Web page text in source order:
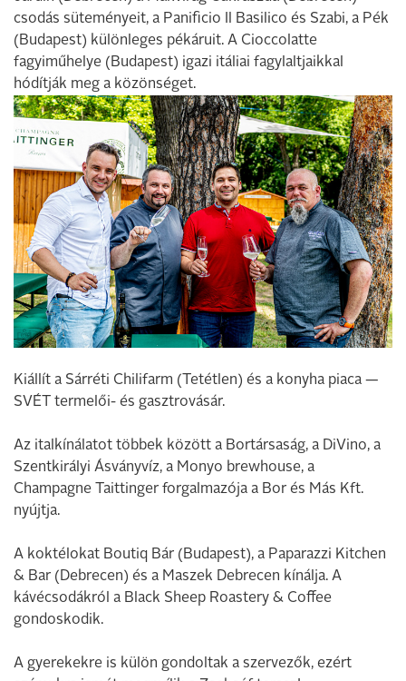
csodás süteményeit, a Panificio Il Basilico és Szabi, a Pék
(Budapest) különleges pékáruit. A Cioccolatte
fagyiműhelye (Budapest) igazi itáliai fagylaltjaikkal
hódítják meg a közönséget.
Kiállít a Sárréti Chilifarm (Tetétlen) és a konyha piaca —
SVÉT termelői- és gasztrovásár.
Az italkínálatot többek között a Bortársaság, a DiVino, a
Szentkirályi Ásványvíz, a Monyo brewhouse, a
Champagne Taittinger forgalmazója a Bor és Más Kft.
nyújtja.
A koktélokat Boutiq Bár (Budapest), a Paparazzi Kitchen
& Bar (Debrecen) és a Maszek Debrecen kínálja. A
kávécsodákról a Black Sheep Roastery & Coffee
gondoskodik.
A gyerekekre is külön gondoltak a szervezők, ezért